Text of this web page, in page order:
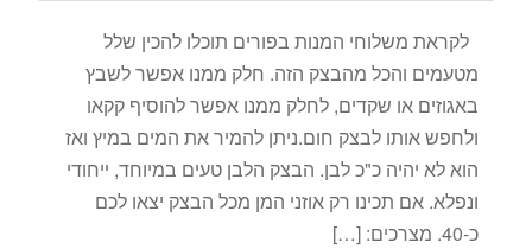
לקראת משלוחי המנות בפורים תוכלו להכין שלל
מטעמים והכל מהבצק הזה. חלק ממנו אפשר לשבץ
באגוזים או שקדים, לחלק ממנו אפשר להוסיף קקאו
ולחפש אותו לבצק חום.ניתן להמיר את המים במיץ ואז
הוא לא יהיה כ"כ לבן. הבצק הלבן טעים במיוחד, ייחודי
ונפלא. אם תכינו רק אוזני המן מכל הבצק יצאו לכם
כ-40. מצרכים: […]